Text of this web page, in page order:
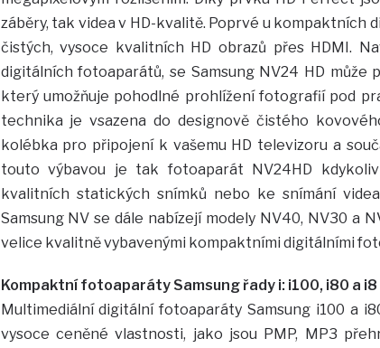
záběry, tak videa v HD-kvalitě. Poprvé u kompaktních
čistých, vysoce kvalitních HD obrazů přes HDMI.
digitálních fotoaparátů, se Samsung NV24 HD může
který umožňuje pohodlné prohlížení fotografií pod
technika je vsazena do designově čistého
kolébka pro připojení k vašemu HD televizoru a
touto výbavou je tak fotoaparát NV24HD
kvalitních statických snímků nebo ke snímání
Samsung NV se dále nabízejí modely NV40, NV30 a
velice kvalitně vybavenými kompaktními digitálními
Kompaktní fotoaparáty Samsung řady i: i100, i80 a i8
Multimediální digitální fotoaparáty Samsung i100 a
vysoce ceněné vlastnosti, jako jsou PMP, MP3